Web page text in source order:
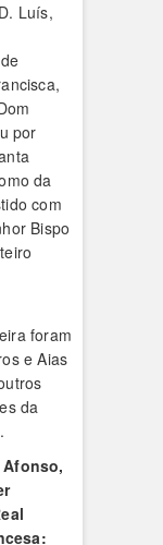
Luís,
por
da
com
Bispo
foram
e Aias
da
Afonso,